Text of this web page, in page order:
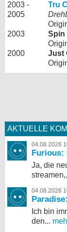
2003 -
2005
Tru
2003
Spin
2000
Just
AKTUELLE
04.08.2026
Furious:
Ja, die
04.08.2026
Ich bin
den...